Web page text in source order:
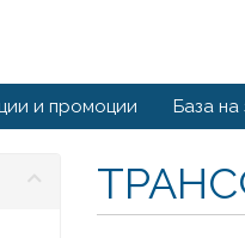
и промоции База